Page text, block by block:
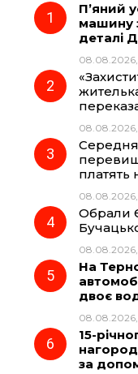
e
o
k
П’яний
машину
деталі
08.08.2026,
08.08.2026,
Середня
платять
08.08.2026,
Обрали
На
двоє
15-
за